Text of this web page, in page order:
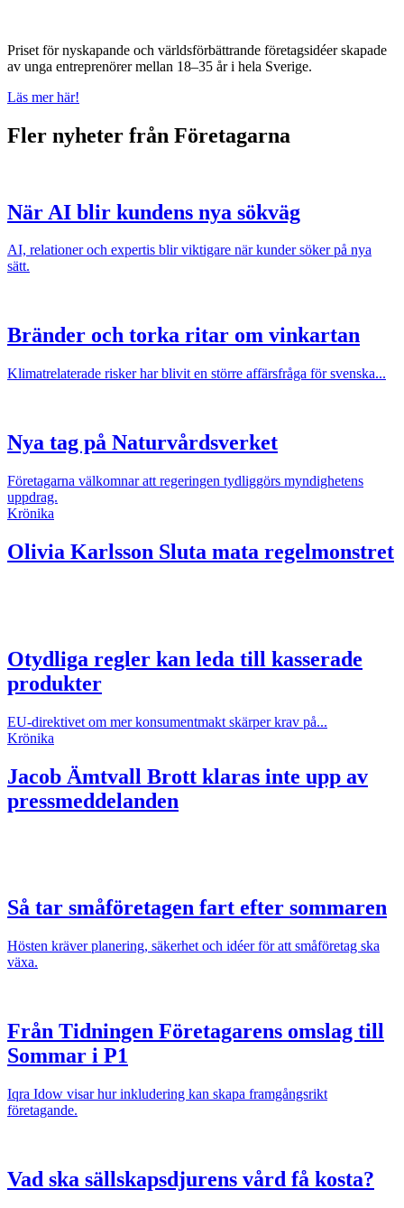
Priset för nyskapande och världsförbättrande företagsidéer skapade
av unga entreprenörer mellan 18–35 år i hela Sverige.
Läs mer här!
Fler nyheter från Företagarna
När AI blir kundens nya sökväg
AI, relationer och expertis blir viktigare när kunder söker på nya
sätt.
Bränder och torka ritar om vinkartan
Klimatrelaterade risker har blivit en större affärsfråga för svenska...
Nya tag på Naturvårdsverket
Företagarna välkomnar att regeringen tydliggörs myndighetens
uppdrag.
Krönika
Olivia Karlsson Sluta mata regelmonstret
Otydliga regler kan leda till kasserade
produkter
EU-direktivet om mer konsumentmakt skärper krav på...
Krönika
Jacob Ämtvall Brott klaras inte upp av
pressmeddelanden
Så tar småföretagen fart efter sommaren
Hösten kräver planering, säkerhet och idéer för att småföretag ska
växa.
Från Tidningen Företagarens omslag till
Sommar i P1
Iqra Idow visar hur inkludering kan skapa framgångsrikt
företagande.
Vad ska sällskapsdjurens vård få kosta?